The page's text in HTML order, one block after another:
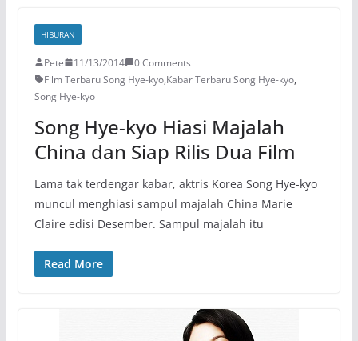
HIBURAN
Pete 11/13/2014
0 Comments
Film Terbaru Song Hye-kyo,Kabar Terbaru Song Hye-kyo,
Song Hye-kyo
Song Hye-kyo Hiasi Majalah
China dan Siap Rilis Dua Film
Lama tak terdengar kabar, aktris Korea Song Hye-kyo
muncul menghiasi sampul majalah China Marie
Claire edisi Desember. Sampul majalah itu
Read More